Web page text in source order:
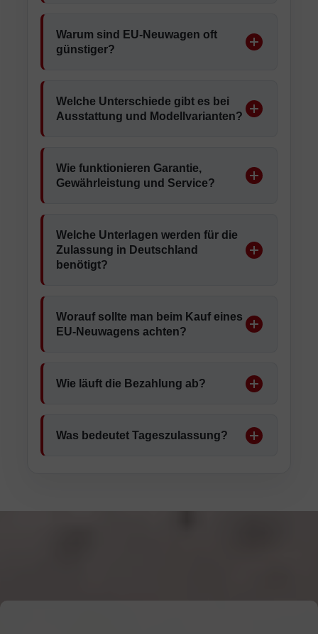
Warum sind EU-Neuwagen oft
günstiger?
Welche Unterschiede gibt es bei
Ausstattung und Modellvarianten?
Wie funktionieren Garantie,
Gewährleistung und Service?
Welche Unterlagen werden für die
Zulassung in Deutschland
benötigt?
Worauf sollte man beim Kauf eines
EU-Neuwagens achten?
Wie läuft die Bezahlung ab?
Was bedeutet Tageszulassung?